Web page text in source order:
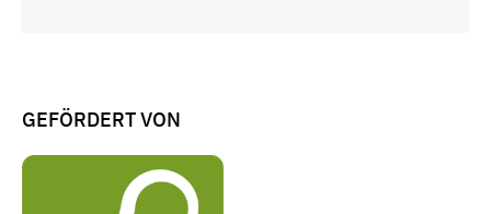
GEFÖRDERT VON